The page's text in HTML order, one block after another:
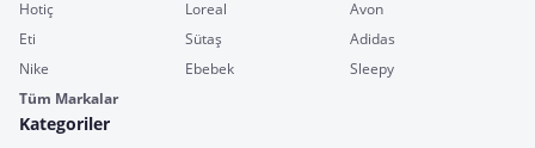
Hotiç
Loreal
Avon
Eti
Sütaş
Adidas
Nike
Ebebek
Sleepy
Tüm Markalar
Kategoriler